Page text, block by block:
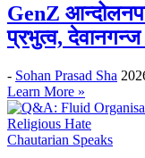
GenZ
प्रभुत्व,
- Sohan Prasad Sha
Learn More »
Chautarian Speaks